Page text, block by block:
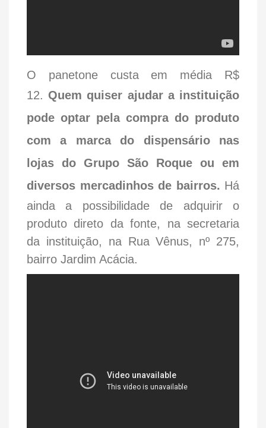
O panetone custa em média R$
12. Quem quiser ajudar a instituição
pode optar pela compra do produto
com a marca do dispensário nas
lojas do Grupo São Roque ou em
diversos mercadinhos de bairros. Há
ainda a possibilidade de adquirir o
produto direto da fonte, na secretaria
da instituição, na Rua Vênus, nº 275,
bairro Jardim Acácia.